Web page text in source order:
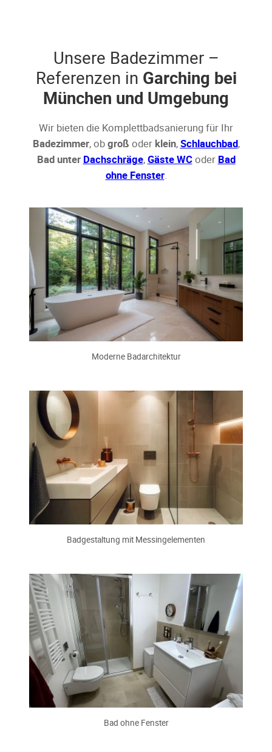
Unsere Badezimmer –
Referenzen in Garching bei
München und Umgebung
Wir bieten die Komplettbadsanierung für Ihr
Badezimmer, obgroß oder klein,Schlauchbad,
Bad unter Dachschräge,Gäste WCoder Bad
ohne Fenster.
Moderne Badarchitektur
Badgestaltung mit Messingelementen
Bad ohne Fenster